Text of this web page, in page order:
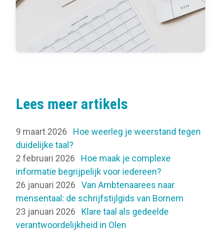
Lees meer artikels
9 maart 2026
Hoe weerleg je weerstand tegen
duidelijke taal?
2 februari 2026
Hoe maak je complexe
informatie begrijpelijk voor iedereen?
26 januari 2026
Van Ambtenaarees naar
mensentaal: de schrijfstijlgids van Bornem
23 januari 2026
Klare taal als gedeelde
verantwoordelijkheid in Olen